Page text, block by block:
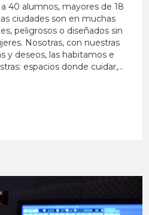
40 alumnos, mayores de 18
ciudades son en muchas
peligrosos o diseñados sin
Nosotras, con nuestras
y deseos, las habitamos e
espacios donde cuidar,...